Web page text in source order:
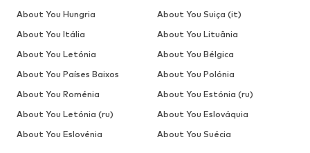
About You Hungria
About You Suiça (it)
About You Itália
About You Lituânia
About You Letónia
About You Bélgica
About You Países Baixos
About You Polónia
About You Roménia
About You Estónia (ru)
About You Letónia (ru)
About You Eslováquia
About You Eslovénia
About You Suécia